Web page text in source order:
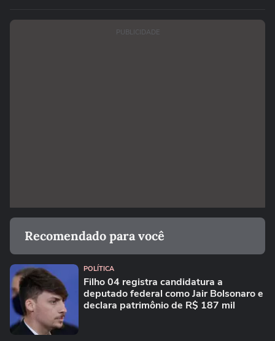
PUBLICIDADE
Recomendado para você
POLÍTICA
Filho 04 registra candidatura a
deputado federal como Jair Bolsonaro e
declara patrimônio de R$ 187 mil